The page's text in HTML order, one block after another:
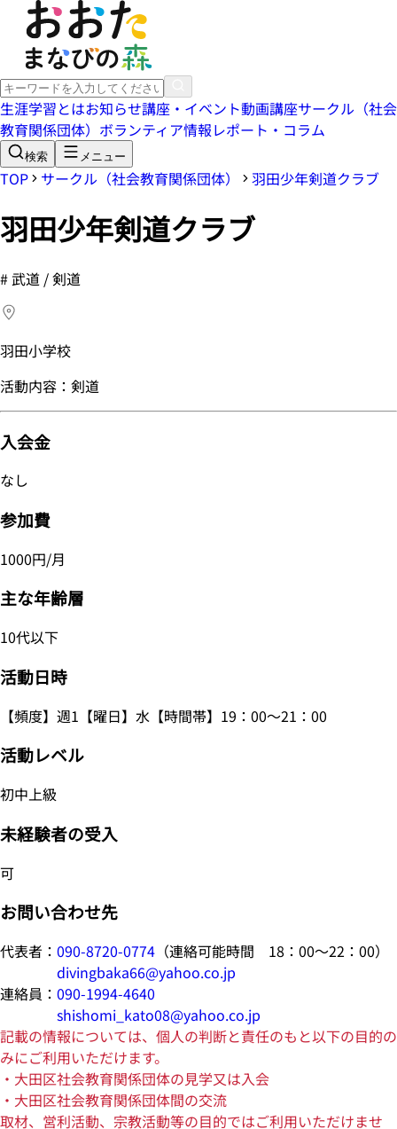
生涯学習とはお知らせ講座・イベント動画講座サークル（社会
教育関係団体） ボランティア情報レポート・コラム
検索 メニュー
TOP サークル（社会教育関係団体） 羽田少年剣道クラブ
羽田少年剣道クラブ
# 武道 / 剣道
羽田小学校
活動内容：剣道
入会金
なし
参加費
1000円/月
主な年齢層
10代以下
活動日時
【頻度】週1【曜日】水【時間帯】19：00～21：00
活動レベル
初中上級
未経験者の受入
可
お問い合わせ先
代表者： 090-8720-0774 （連絡可能時間 18：00～22：00）
divingbaka66@yahoo.co.jp
連絡員： 090-1994-4640
shishomi_kato08@yahoo.co.jp
記載の情報については、個人の判断と責任のもと以下の目的の
みにご利用いただけます。
・大田区社会教育関係団体の見学又は入会
・大田区社会教育関係団体間の交流
取材、営利活動、宗教活動等の目的ではご利用いただけませ